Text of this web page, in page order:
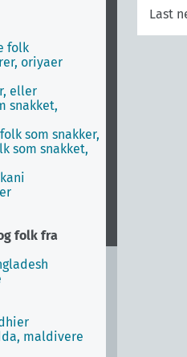
folk
oriyaer
eller
snakket,
som snakker,
som snakket,
folk fra
maldivere
Last